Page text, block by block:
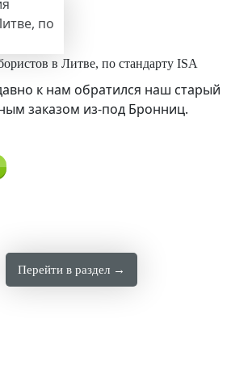
в Литве, по стандарту ISA
к нам обратился наш старый
заказом из-под Бронниц.
Перейти в раздел →